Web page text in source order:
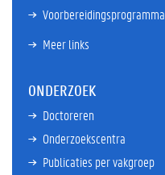
Voorbereidingsprogramma
Meer links
ONDERZOEK
Doctoreren
Onderzoekscentra
Publicaties per vakgroep